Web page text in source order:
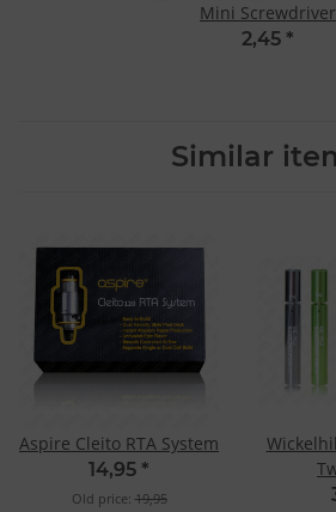
Mini Screwdriver
2,45 *
Similar
Aspire Cleito RTA System
14,95 *
Old price: 19,95